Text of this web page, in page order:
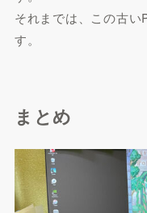
それまでは、この古
す。
まとめ